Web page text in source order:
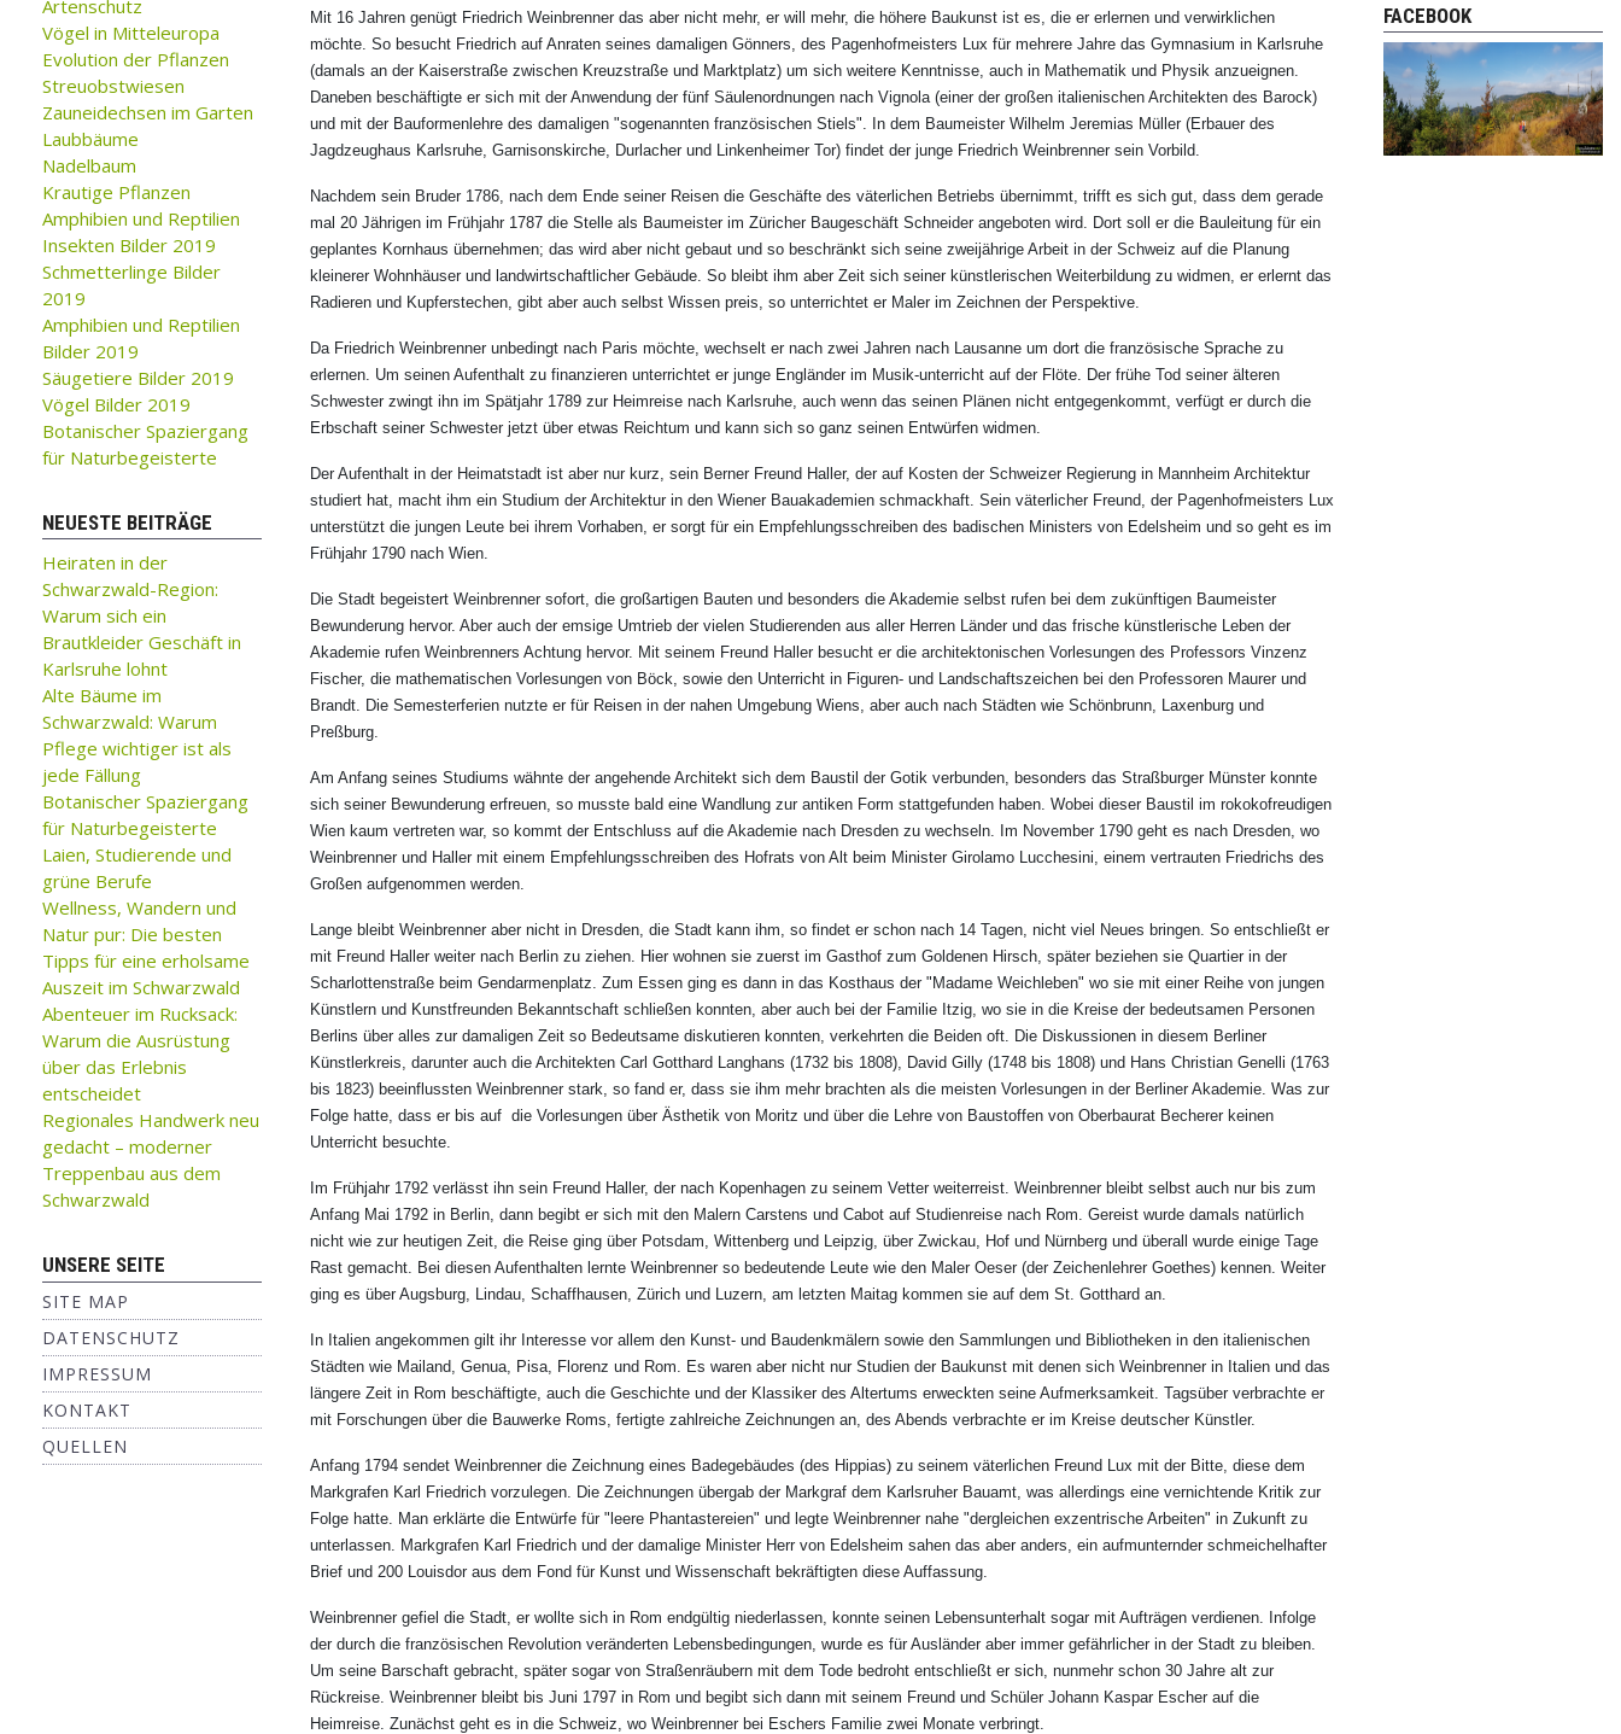
Artenschutz
Vögel in Mitteleuropa
Evolution der Pflanzen
Streuobstwiesen
Zauneidechsen im Garten
Laubbäume
Nadelbaum
Krautige Pflanzen
Amphibien und Reptilien
Insekten Bilder 2019
Schmetterlinge Bilder
2019
Amphibien und Reptilien
Bilder 2019
Säugetiere Bilder 2019
Vögel Bilder 2019
Botanischer Spaziergang
für Naturbegeisterte
NEUESTE BEITRÄGE
Heiraten in der
Schwarzwald-Region:
Warum sich ein
Brautkleider Geschäft in
Karlsruhe lohnt
Alte Bäume im
Schwarzwald: Warum
Pflege wichtiger ist als
jede Fällung
Botanischer Spaziergang
für Naturbegeisterte
Laien, Studierende und
grüne Berufe
Wellness, Wandern und
Natur pur: Die besten
Tipps für eine erholsame
Auszeit im Schwarzwald
Abenteuer im Rucksack:
Warum die Ausrüstung
über das Erlebnis
entscheidet
Regionales Handwerk neu
gedacht – moderner
Treppenbau aus dem
Schwarzwald
UNSERE SEITE
SITE MAP
DATENSCHUTZ
IMPRESSUM
KONTAKT
QUELLEN
Mit 16 Jahren genügt Friedrich Weinbrenner das aber nicht mehr, er will mehr, die höhere Baukunst ist es, die er erlernen und verwirklichen
möchte. So besucht Friedrich auf Anraten seines damaligen Gönners, des Pagenhofmeisters Lux für mehrere Jahre das Gymnasium in Karlsruhe
(damals an der Kaiserstraße zwischen Kreuzstraße und Marktplatz) um sich weitere Kenntnisse, auch in Mathematik und Physik anzueignen.
Daneben beschäftigte er sich mit der Anwendung der fünf Säulenordnungen nach Vignola (einer der großen italienischen Architekten des Barock)
und mit der Bauformenlehre des damaligen "sogenannten französischen Stiels". In dem Baumeister Wilhelm Jeremias Müller (Erbauer des
Jagdzeughaus Karlsruhe, Garnisonskirche, Durlacher und Linkenheimer Tor) findet der junge Friedrich Weinbrenner sein Vorbild.
Nachdem sein Bruder 1786, nach dem Ende seiner Reisen die Geschäfte des väterlichen Betriebs übernimmt, trifft es sich gut, dass dem gerade
mal 20 Jährigen im Frühjahr 1787 die Stelle als Baumeister im Züricher Baugeschäft Schneider angeboten wird. Dort soll er die Bauleitung für ein
geplantes Kornhaus übernehmen; das wird aber nicht gebaut und so beschränkt sich seine zweijährige Arbeit in der Schweiz auf die Planung
kleinerer Wohnhäuser und landwirtschaftlicher Gebäude. So bleibt ihm aber Zeit sich seiner künstlerischen Weiterbildung zu widmen, er erlernt das
Radieren und Kupferstechen, gibt aber auch selbst Wissen preis, so unterrichtet er Maler im Zeichnen der Perspektive.
Da Friedrich Weinbrenner unbedingt nach Paris möchte, wechselt er nach zwei Jahren nach Lausanne um dort die französische Sprache zu
erlernen. Um seinen Aufenthalt zu finanzieren unterrichtet er junge Engländer im Musik-unterricht auf der Flöte. Der frühe Tod seiner älteren
Schwester zwingt ihn im Spätjahr 1789 zur Heimreise nach Karlsruhe, auch wenn das seinen Plänen nicht entgegenkommt, verfügt er durch die
Erbschaft seiner Schwester jetzt über etwas Reichtum und kann sich so ganz seinen Entwürfen widmen.
Der Aufenthalt in der Heimatstadt ist aber nur kurz, sein Berner Freund Haller, der auf Kosten der Schweizer Regierung in Mannheim Architektur
studiert hat, macht ihm ein Studium der Architektur in den Wiener Bauakademien schmackhaft. Sein väterlicher Freund, der Pagenhofmeisters Lux
unterstützt die jungen Leute bei ihrem Vorhaben, er sorgt für ein Empfehlungsschreiben des badischen Ministers von Edelsheim und so geht es im
Frühjahr 1790 nach Wien.
Die Stadt begeistert Weinbrenner sofort, die großartigen Bauten und besonders die Akademie selbst rufen bei dem zukünftigen Baumeister
Bewunderung hervor. Aber auch der emsige Umtrieb der vielen Studierenden aus aller Herren Länder und das frische künstlerische Leben der
Akademie rufen Weinbrenners Achtung hervor. Mit seinem Freund Haller besucht er die architektonischen Vorlesungen des Professors Vinzenz
Fischer, die mathematischen Vorlesungen von Böck, sowie den Unterricht in Figuren- und Landschaftszeichen bei den Professoren Maurer und
Brandt. Die Semesterferien nutzte er für Reisen in der nahen Umgebung Wiens, aber auch nach Städten wie Schönbrunn, Laxenburg und
Preßburg.
Am Anfang seines Studiums wähnte der angehende Architekt sich dem Baustil der Gotik verbunden, besonders das Straßburger Münster konnte
sich seiner Bewunderung erfreuen, so musste bald eine Wandlung zur antiken Form stattgefunden haben. Wobei dieser Baustil im rokokofreudigen
Wien kaum vertreten war, so kommt der Entschluss auf die Akademie nach Dresden zu wechseln. Im November 1790 geht es nach Dresden, wo
Weinbrenner und Haller mit einem Empfehlungsschreiben des Hofrats von Alt beim Minister Girolamo Lucchesini, einem vertrauten Friedrichs des
Großen aufgenommen werden.
Lange bleibt Weinbrenner aber nicht in Dresden, die Stadt kann ihm, so findet er schon nach 14 Tagen, nicht viel Neues bringen. So entschließt er
mit Freund Haller weiter nach Berlin zu ziehen. Hier wohnen sie zuerst im Gasthof zum Goldenen Hirsch, später beziehen sie Quartier in der
Scharlottenstraße beim Gendarmenplatz. Zum Essen ging es dann in das Kosthaus der "Madame Weichleben" wo sie mit einer Reihe von jungen
Künstlern und Kunstfreunden Bekanntschaft schließen konnten, aber auch bei der Familie Itzig, wo sie in die Kreise der bedeutsamen Personen
Berlins über alles zur damaligen Zeit so Bedeutsame diskutieren konnten, verkehrten die Beiden oft. Die Diskussionen in diesem Berliner
Künstlerkreis, darunter auch die Architekten Carl Gotthard Langhans (1732 bis 1808), David Gilly (1748 bis 1808) und Hans Christian Genelli (1763
bis 1823) beeinflussten Weinbrenner stark, so fand er, dass sie ihm mehr brachten als die meisten Vorlesungen in der Berliner Akademie. Was zur
Folge hatte, dass er bis auf die Vorlesungen über Ästhetik von Moritz und über die Lehre von Baustoffen von Oberbaurat Becherer keinen
Unterricht besuchte.
Im Frühjahr 1792 verlässt ihn sein Freund Haller, der nach Kopenhagen zu seinem Vetter weiterreist. Weinbrenner bleibt selbst auch nur bis zum
Anfang Mai 1792 in Berlin, dann begibt er sich mit den Malern Carstens und Cabot auf Studienreise nach Rom. Gereist wurde damals natürlich
nicht wie zur heutigen Zeit, die Reise ging über Potsdam, Wittenberg und Leipzig, über Zwickau, Hof und Nürnberg und überall wurde einige Tage
Rast gemacht. Bei diesen Aufenthalten lernte Weinbrenner so bedeutende Leute wie den Maler Oeser (der Zeichenlehrer Goethes) kennen. Weiter
ging es über Augsburg, Lindau, Schaffhausen, Zürich und Luzern, am letzten Maitag kommen sie auf dem St. Gotthard an.
In Italien angekommen gilt ihr Interesse vor allem den Kunst- und Baudenkmälern sowie den Sammlungen und Bibliotheken in den italienischen
Städten wie Mailand, Genua, Pisa, Florenz und Rom. Es waren aber nicht nur Studien der Baukunst mit denen sich Weinbrenner in Italien und das
längere Zeit in Rom beschäftigte, auch die Geschichte und der Klassiker des Altertums erweckten seine Aufmerksamkeit. Tagsüber verbrachte er
mit Forschungen über die Bauwerke Roms, fertigte zahlreiche Zeichnungen an, des Abends verbrachte er im Kreise deutscher Künstler.
Anfang 1794 sendet Weinbrenner die Zeichnung eines Badegebäudes (des Hippias) zu seinem väterlichen Freund Lux mit der Bitte, diese dem
Markgrafen Karl Friedrich vorzulegen. Die Zeichnungen übergab der Markgraf dem Karlsruher Bauamt, was allerdings eine vernichtende Kritik zur
Folge hatte. Man erklärte die Entwürfe für "leere Phantastereien" und legte Weinbrenner nahe "dergleichen exzentrische Arbeiten" in Zukunft zu
unterlassen. Markgrafen Karl Friedrich und der damalige Minister Herr von Edelsheim sahen das aber anders, ein aufmunternder schmeichelhafter
Brief und 200 Louisdor aus dem Fond für Kunst und Wissenschaft bekräftigten diese Auffassung.
Weinbrenner gefiel die Stadt, er wollte sich in Rom endgültig niederlassen, konnte seinen Lebensunterhalt sogar mit Aufträgen verdienen. Infolge
der durch die französischen Revolution veränderten Lebensbedingungen, wurde es für Ausländer aber immer gefährlicher in der Stadt zu bleiben.
Um seine Barschaft gebracht, später sogar von Straßenräubern mit dem Tode bedroht entschließt er sich, nunmehr schon 30 Jahre alt zur
Rückreise. Weinbrenner bleibt bis Juni 1797 in Rom und begibt sich dann mit seinem Freund und Schüler Johann Kaspar Escher auf die
Heimreise. Zunächst geht es in die Schweiz, wo Weinbrenner bei Eschers Familie zwei Monate verbringt.
FACEBOOK